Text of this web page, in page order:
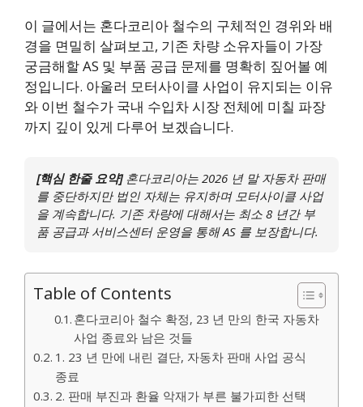
이 글에서는 혼다코리아 철수의 구체적인 경위와 배
경을 면밀히 살펴보고, 기존 차량 소유자들이 가장
궁금해할 AS 및 부품 공급 문제를 명확히 짚어볼 예
정입니다. 아울러 모터사이클 사업이 유지되는 이유
와 이번 철수가 국내 수입차 시장 전체에 미칠 파장
까지 깊이 있게 다루어 보겠습니다.
[핵심 한줄 요약]혼다코리아는 2026 년 말 자동차 판매
를 중단하지만 법인 자체는 유지하며 모터사이클 사업
을 계속합니다. 기존 차량에 대해서는 최소 8 년간 부
품 공급과 서비스센터 운영을 통해 AS 를 보장합니다.
Table of Contents
혼다코리아 철수 확정, 23 년 만의 한국 자동차
사업 종료와 남은 것들
1. 23 년 만에 내린 결단, 자동차 판매 사업 공식
종료
2. 판매 부진과 환율 악재가 부른 불가피한 선택